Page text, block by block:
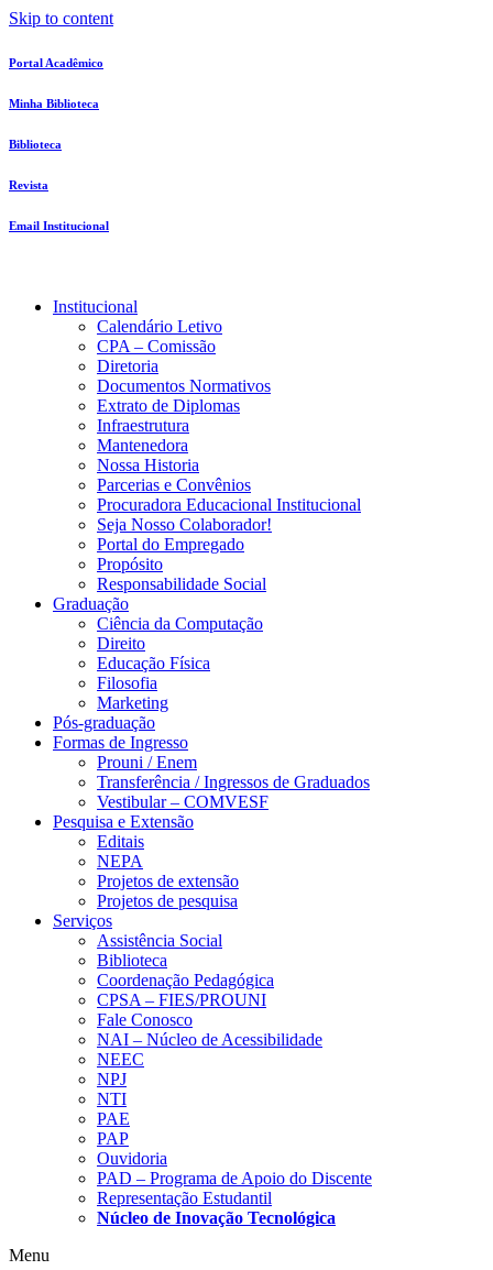
Skip to content
Portal Acadêmico
Minha Biblioteca
Biblioteca
Revista
Email Institucional
Institucional
Calendário Letivo
CPA – Comissão
Diretoria
Documentos Normativos
Extrato de Diplomas
Infraestrutura
Mantenedora
Nossa Historia
Parcerias e Convênios
Procuradora Educacional Institucional
Seja Nosso Colaborador!
Portal do Empregado
Propósito
Responsabilidade Social
Graduação
Ciência da Computação
Direito
Educação Física
Filosofia
Marketing
Pós-graduação
Formas de Ingresso
Prouni / Enem
Transferência / Ingressos de Graduados
Vestibular – COMVESF
Pesquisa e Extensão
Editais
NEPA
Projetos de extensão
Projetos de pesquisa
Serviços
Assistência Social
Biblioteca
Coordenação Pedagógica
CPSA – FIES/PROUNI
Fale Conosco
NAI – Núcleo de Acessibilidade
NEEC
NPJ
NTI
PAE
PAP
Ouvidoria
PAD – Programa de Apoio do Discente
Representação Estudantil
Núcleo de Inovação Tecnológica
Menu